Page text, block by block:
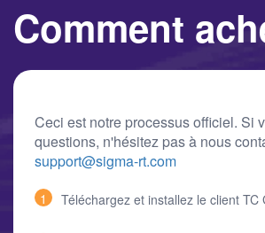
Comment
Ceci est notre processus officiel. Si
questions, n'hésitez pas à nous
support@sigma-rt.com
1 Téléchargez et installez le client TC